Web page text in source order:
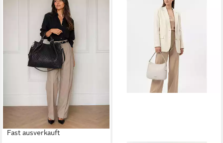
Fast ausverkauft